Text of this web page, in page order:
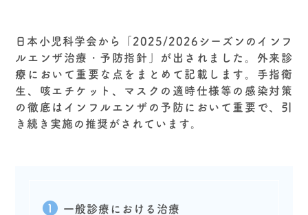
日本小児科学会から「2025/2026シーズンのインフ
ルエンザ治療・予防指針」が出されました。外来診
療において重要な点をまとめて記載します。手指衛
生、咳エチケット、マスクの適時仕様等の感染対策
の徹底はインフルエンザの予防において重要で、引
き続き実施の推奨がされています。
一般診療における治療